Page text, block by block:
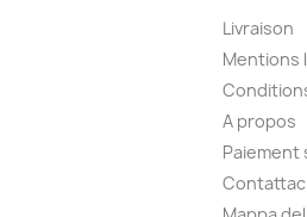
Livraison
Mentions
A propos
Paiement